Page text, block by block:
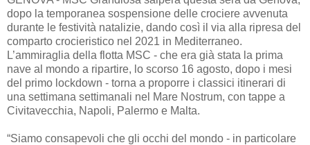
dopo la temporanea sospensione delle crociere avvenuta
durante le festività natalizie, dando così il via alla ripresa del
comparto crocieristico nel 2021 in Mediterraneo.
L’ammiraglia della flotta MSC - che era già stata la prima
nave al mondo a ripartire, lo scorso 16 agosto, dopo i mesi
del primo lockdown - torna a proporre i classici itinerari di
una settimana settimanali nel Mare Nostrum, con tappe a
Civitavecchia, Napoli, Palermo e Malta.
“Siamo consapevoli che gli occhi del mondo - in particolare